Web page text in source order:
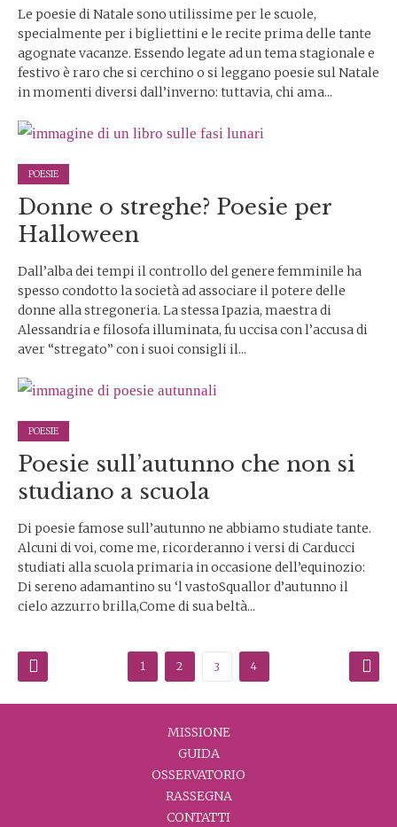
Le poesie di Natale sono utilissime per le scuole,
specialmente per i bigliettini e le recite prima delle tante
agognate vacanze. Essendo legate ad un tema stagionale e
festivo è raro che si cerchino o si leggano poesie sul Natale
in momenti diversi dall’inverno: tuttavia, chi ama...
POESIE
Donne o streghe? Poesie per
Halloween
Dall’alba dei tempi il controllo del genere femminile ha
spesso condotto la società ad associare il potere delle
donne alla stregoneria. La stessa Ipazia, maestra di
Alessandria e filosofa illuminata, fu uccisa con l’accusa di
aver “stregato” con i suoi consigli il...
POESIE
Poesie sull’autunno che non si
studiano a scuola
Di poesie famose sull’autunno ne abbiamo studiate tante.
Alcuni di voi, come me, ricorderanno i versi di Carducci
studiati alla scuola primaria in occasione dell’equinozio:
Di sereno adamantino su ‘l vastoSquallor d’autunno il
cielo azzurro brilla,Come di sua beltà...
Paginazione
degli
1 2 3 4
MISSIONE
GUIDA
OSSERVATORIO
RASSEGNA
CONTATTI